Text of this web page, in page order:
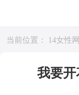
当前位置： 14女性网
我要开